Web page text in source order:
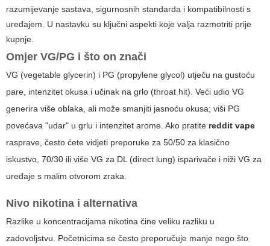
razumijevanje sastava, sigurnosnih standarda i kompatibilnosti s
uređajem. U nastavku su ključni aspekti koje valja razmotriti prije
kupnje.
Omjer VG/PG i što on znači
VG (vegetable glycerin) i PG (propylene glycol) utječu na gustoću
pare, intenzitet okusa i učinak na grlo (throat hit). Veći udio VG
generira više oblaka, ali može smanjiti jasnoću okusa; viši PG
povećava "udar" u grlu i intenzitet arome. Ako pratite reddit vape
rasprave, često ćete vidjeti preporuke za 50/50 za klasično
iskustvo, 70/30 ili više VG za DL (direct lung) isparivače i niži VG za
uređaje s malim otvorom zraka.
Nivo nikotina i alternativa
Razlike u koncentracijama nikotina čine veliku razliku u
zadovoljstvu. Početnicima se često preporučuje manje nego što